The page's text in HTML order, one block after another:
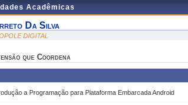
Acadêmicas
Da Silva
DIGITAL
que Coordena
a Programação para Plataforma Embarcada Android